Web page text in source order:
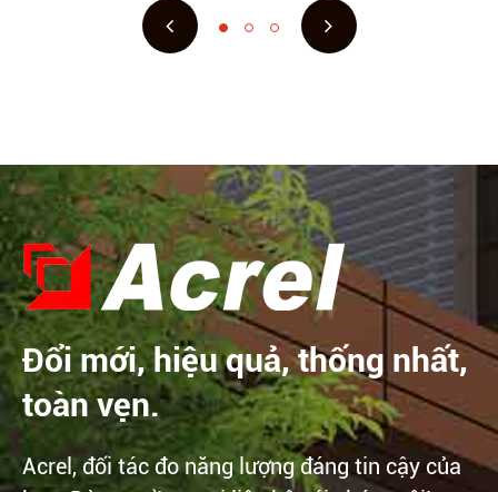
Đổi mới, hiệu quả, thống nhất,
toàn vẹn.
Acrel, đối tác đo năng lượng đáng tin cậy của